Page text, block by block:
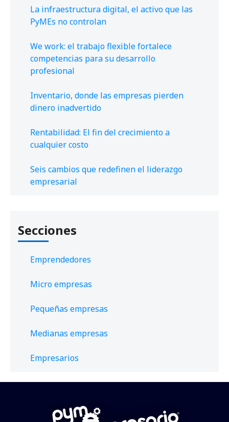
La infraestructura digital, el activo que las
PyMEs no controlan
We work: el trabajo flexible fortalece
competencias para su desarrollo
profesional
Inventario, donde las empresas pierden
dinero inadvertido
Rentabilidad: El fin del crecimiento a
cualquier costo
Seis cambios que redefinen el liderazgo
empresarial
Secciones
Emprendedores
Micro empresas
Pequeñas empresas
Medianas empresas
Empresarios